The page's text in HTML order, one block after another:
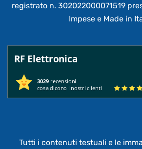
registrato n. 302022000071519
Impese e Made in
RF Elettronica
3029 recensioni
cosa dicono i nostri clienti
Tutti i contenuti testuali e le